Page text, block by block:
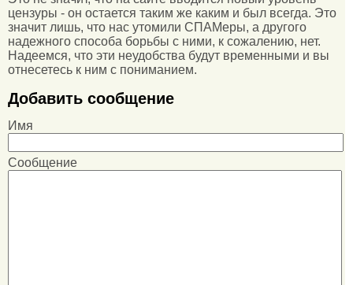
цензуры - он остается таким же каким и был всегда. Это
значит лишь, что нас утомили СПАМеры, а другого
надежного способа борьбы с ними, к сожалению, нет.
Надеемся, что эти неудобства будут временными и вы
отнесетесь к ним с пониманием.
Добавить сообщение
Имя
Сообщение